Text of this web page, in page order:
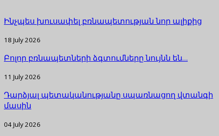
Ինչպես խուսափել բռնապետության նոր ալիքից
18 July 2026
Բոլոր բռնապետների ձգտումները նույնն են…
11 July 2026
Դարձյալ պետականությանը սպառնացող վտանգի
մասին
04 July 2026